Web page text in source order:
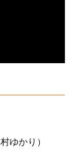
ゆかり）